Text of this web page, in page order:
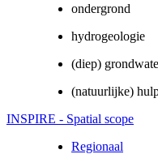
ondergrond
hydrogeologie
(diep)
(natuurlijke)
INSPIRE - Spatial scope
Regionaal